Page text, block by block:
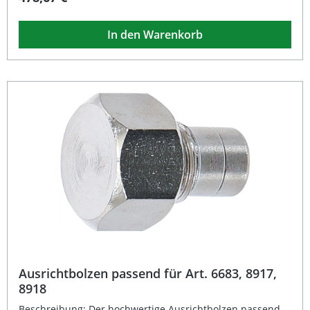
verschiedene Größen und Adapter für die gängigsten
Bördelnormen, wodurch vielseitige Einsätze im Fahrzeug-
und Maschinenbereich ermöglicht werden. Mit seiner
robusten Bauweise und dem ergonomischen
täglichen Einsatz. Hydraulischer Betrieb für müheloses
und präzises Bördeln Komplett-Set mit verschiedenen
Adaptern für unterschiedliche Leitungsgrößen Kompatibel
mit metrischen, SAE- und DIN-Bördelungen Ideal für
Brems-, Klimaanlagen- und Ölkühlerleitungen Robuste
Bauweise und langlebige Materialien Lieferumfang:
Hydraulisches Bördelgerät Verschiedene Adapter und
Werkzeuge (metrisch und SAE) Transportkoffer
In den Warenkorb
Ausrichtbolzen passend für Art. 6683, 8917,
8918